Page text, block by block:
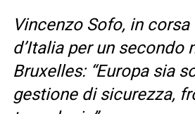
Vincenzo Sofo, in
d’Italia per un secondo
Bruxelles: “Europa sia
gestione di sicurezza,